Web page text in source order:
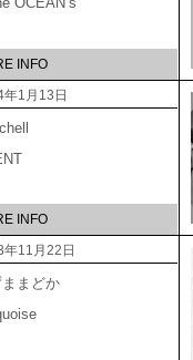
INFO
年1月13日
INFO
年11月22日
まどか